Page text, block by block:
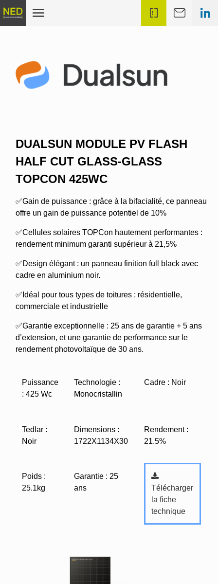
DUALSUN MODULE PV FLASH
HALF CUT GLASS-GLASS
TOPCON 425WC
✅Gain de puissance : grâce à la bifacialité, ce panneau
offre un gain de puissance potentiel de 10%
✅Cellules solaires TOPCon hautement performantes :
rendement minimum garanti supérieur à 21,5%
✅Design élégant : un panneau finition full black avec
cadre en aluminium noir.
✅Idéal pour tous types de toitures : résidentielle,
commerciale et industrielle
✅Garantie exceptionnelle : 25 ans de garantie + 5 ans
d’extension, et une garantie de performance sur le
rendement photovoltaïque de 30 ans.
Puissance
: 425 Wc
Technologie :
Monocristallin
Cadre : Noir
Tedlar :
Noir
Dimensions :
1722X1134X30
Rendement :
21.5%
Poids :
25.1kg
Garantie : 25
ans
Télécharger
la fiche
technique